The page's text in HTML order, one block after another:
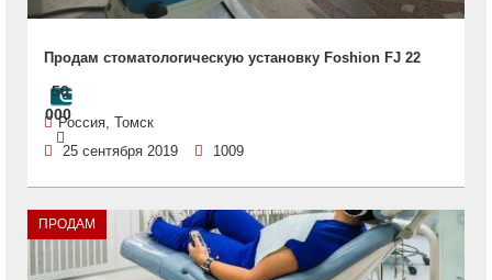
Продам стоматологическую установку Foshion FJ 22
50
000Россия, Томск
25 сентября 2019
1009
ПРОДАМ